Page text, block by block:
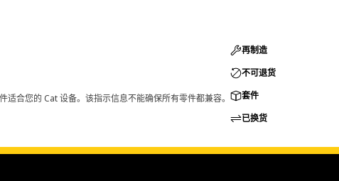
合您的 Cat 设备。该指示信息不能确保所有零件都兼容。
再制造
不可退货
套件
已换货